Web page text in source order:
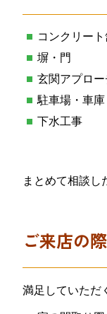
コンクリート
塀・門
玄関アプロー
駐車場・車庫
下水工事
まとめて相談し
ご来店の
満足していただ